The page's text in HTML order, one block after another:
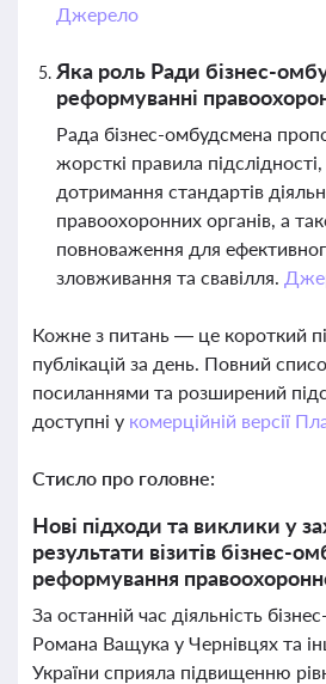
Джерело
Яка роль Ради бізнес-
реформуванні
Рада бізнес-омбудсмена
жорсткі правила
дотримання стандартів
правоохоронних органів, а
повноваження для
зловживання та свавілля.
Кожне з питань — це короткий
публікацій за день. Повний
посиланнями та розширений
доступні у комерційній версії
Стисло про головне:
Нові підходи та виклики у
результати візитів бізнес-
реформування
За останній час діяльність
Романа Ващука у Чернівцях та
України сприяла підвищенню